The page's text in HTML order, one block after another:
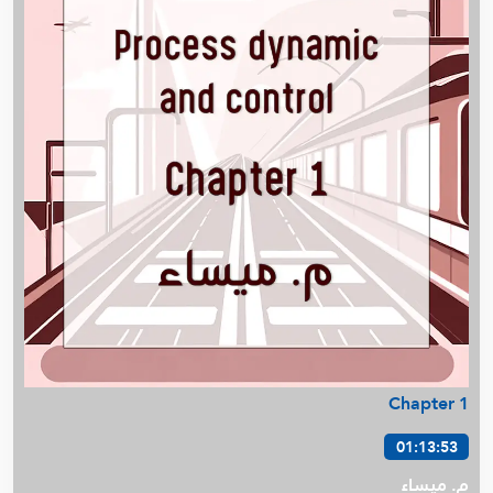
م. مريم الجدحي - DOE
م. محمد العتيبي - Calculus B
م . محمد يونس - Statics
Financial Accounting -ACCT201- م . عمرو يونس
م. صالحة الخزام - Process Dynamics & Control
م. فهد البصري - Digital lab
م. عمرو كسبه - Numerical 307
د. أمل السيد - Biochemistry 271
م. محمد العتيبي - Pre Calculus
د. أمل السيد - Biological Chemistry 217
Financial Management -FIN301- م . عمرو يونس
Microeconomics - ECON101 - م . عمرو يونسChapter 1
01:13:53
م. ميساء